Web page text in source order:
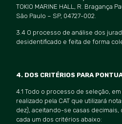
TOKIO MARINE HALL, R. Bragança
São Paulo – SP, 04727-002.
3.4 O processo de análise dos
desidentificado e feita de forma
4. DOS CRITÉRIOS PARA
4.1 Todo o processo de seleção,
realizado pela CAT que utilizará
dez), aceitando-se casas
cada um dos critérios abaixo: